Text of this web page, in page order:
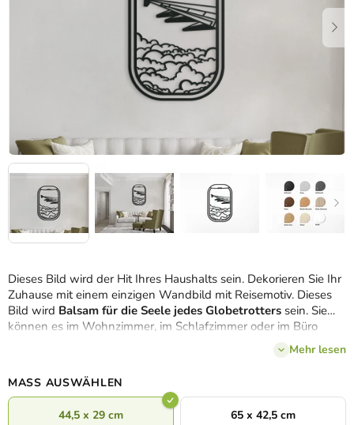
Dieses Bild wird der Hit Ihres Haushalts sein. Dekorieren Sie Ihr
Zuhause mit einem einzigen Wandbild mit Reisemotiv. Dieses
Bild wird Balsam für die Seele jedes Globetrotters sein. Sie
können es im Wohnzimmer, im Schlafzimmer oder im Büro
Mehr lesen
MASS AUSWÄHLEN
44,5 x 29 cm 65 x 42,5 cm